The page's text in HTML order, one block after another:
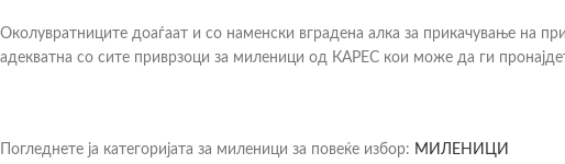
Околувратниците доаѓаат и со наменски вградена алка за прикачување на
адекватна со сите приврзоци за миленици од КАРЕС кои може да ги
Погледнете ја категоријата за миленици за повеќе избор: МИЛЕНИЦИ